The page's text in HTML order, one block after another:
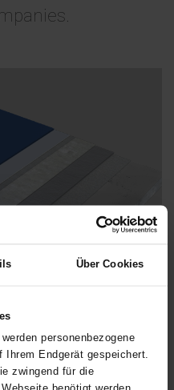
Über Cookies
personenbezogene
Ihrem Endgerät gespeichert.
zwingend für die